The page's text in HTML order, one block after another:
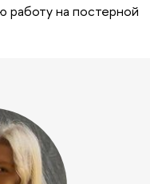
работу на постерной